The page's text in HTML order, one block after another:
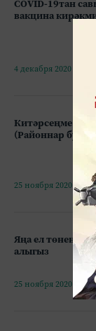
COVID-19тан
вакцина
4 декабря 2020 - 12:03
Китәрсеңме
(Районнар
25 ноября 2020 -
Яңа ел төнен
алыгыз
25 ноября 2020 -